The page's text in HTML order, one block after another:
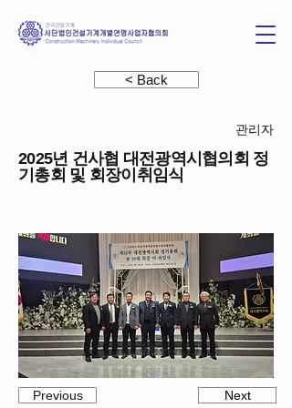
< Back
관리자
2025년 건사협 대전광역시협의회 정
기총회 및 회장이취임식
Previous Next